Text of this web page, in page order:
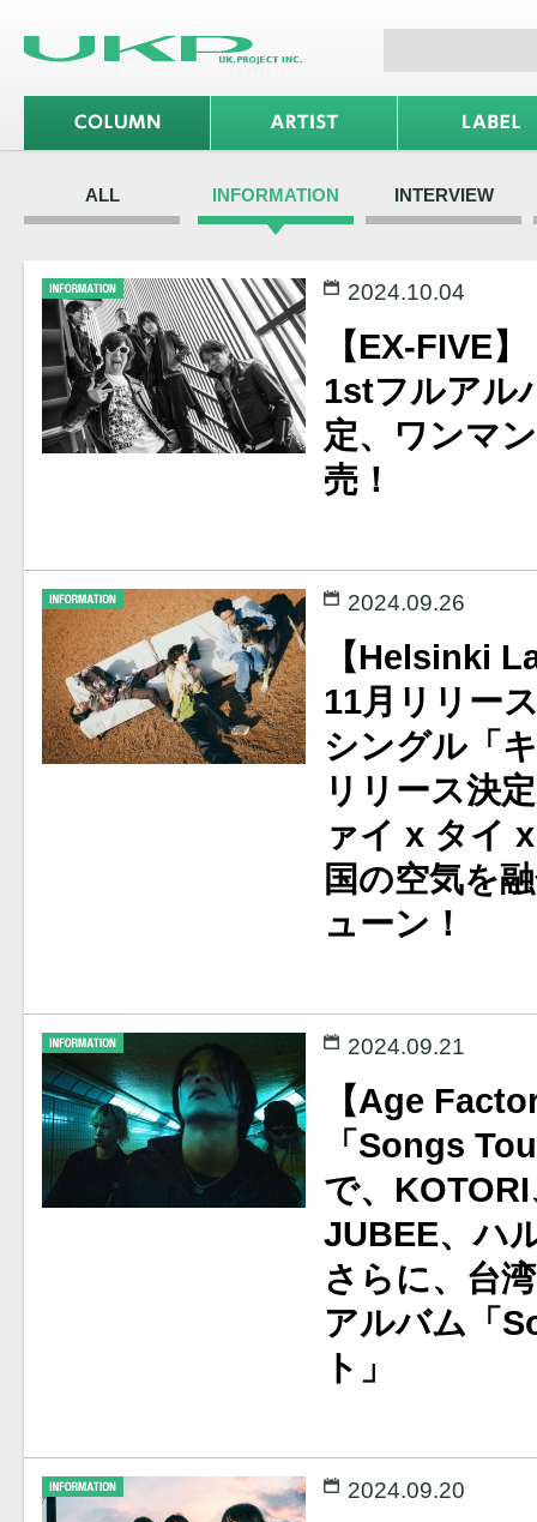
ALL INFORMATION INTERVIEW
2024.10.04
【EX-FIVE】
1stフルアル
定、ワンマ
売！
2024.09.26
【Helsinki
11月リリー
シングル「
リリース決
ァイ x タイ
国の空気を
ューン！
2024.09.21
【Age
「Songs
で、
JUBEE、ハ
さらに、台
アルバム「
ト」
2024.09.20